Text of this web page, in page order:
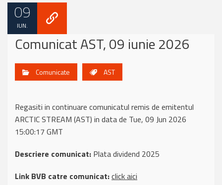
09
IUN.
Comunicat AST, 09 iunie 2026
Comunicate AST
Regasiti in continuare comunicatul remis de emitentul
ARCTIC STREAM (AST) in data de Tue, 09 Jun 2026
15:00:17 GMT
Descriere comunicat: Plata dividend 2025
Link BVB catre comunicat:click aici